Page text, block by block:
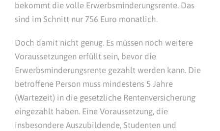
bekommt die volle Erwerbsminderungsrente. Das
sind im Schnitt nur 756 Euro monatlich.
Doch damit nicht genug. Es müssen noch weitere
Voraussetzungen erfüllt sein, bevor die
Erwerbsminderungsrente gezahlt werden kann. Die
betroffene Person muss mindestens 5 Jahre
(Wartezeit) in die gesetzliche Rentenversicherung
eingezahlt haben. Eine Voraussetzung, die
insbesondere Auszubildende, Studenten und